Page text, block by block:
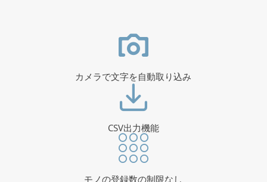
カメラで文字を自動取り込み
CSV出力機能
モノの登録数の制限なし